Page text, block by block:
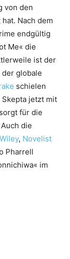
von den
Nach dem
endgültig
Me« die
ist der
globale
schielen
jetzt mit
für die
die
Wiley, Novelist
Pharrell
im